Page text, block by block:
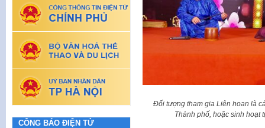
Đối tượng tham gia Liên hoan là
Thành phố, hoặc sinh hoạt
CÔNG BÁO ĐIỆN TỬ